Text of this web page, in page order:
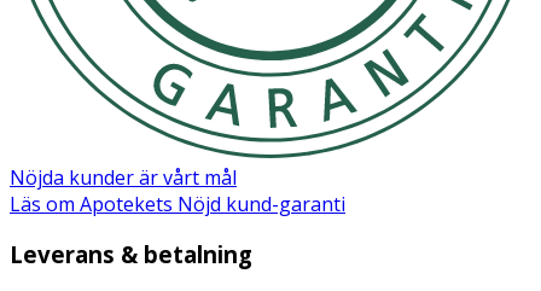
Nöjda kunder är vårt mål
Läs om Apotekets Nöjd kund-garanti
Leverans & betalning